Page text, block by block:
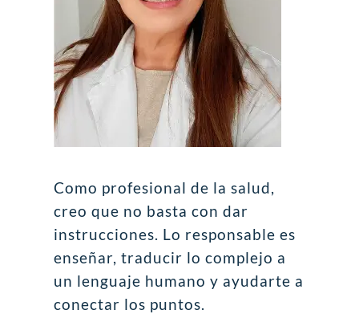
Como profesional de la salud,
creo que no basta con dar
instrucciones. Lo responsable es
enseñar, traducir lo complejo a
un lenguaje humano y ayudarte a
conectar los puntos.